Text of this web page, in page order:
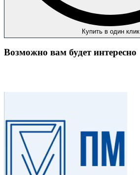
Купить в один клик
Возможно вам будет интересно